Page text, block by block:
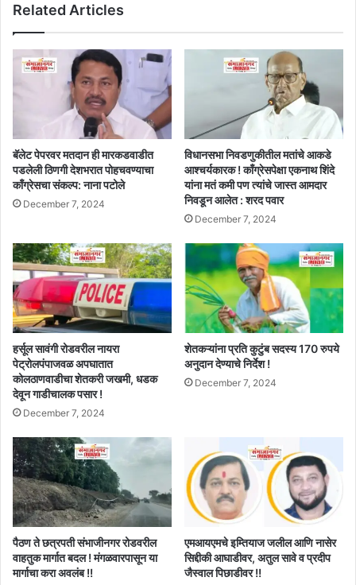
Related Articles
बॅलेट पेपरवर मतदान ही मारकडवाडीत
पडलेली ठिणगी देशभरात पोहचवण्याचा
काँग्रेसचा संकल्प: नाना पटोले
December 7, 2024
विधानसभा निवडणुकीतील मतांचे आकडे
आश्चर्यकारक ! काँग्रेसपेक्षा एकनाथ शिंदे
यांना मतं कमी पण त्यांचे जास्त आमदार
निवडून आलेत : शरद पवार
December 7, 2024
हर्सूल सावंगी रोडवरील नायरा
पेट्रोलपंपाजवळ अपघातात
कोलठाणवाडीचा शेतकरी जखमी, धडक
देवून गाडीचालक पसार !
December 7, 2024
शेतकऱ्यांना प्रति कुटुंब सदस्य 170 रुपये
अनुदान देण्याचे निर्देश !
December 7, 2024
पैठण ते छत्रपती संभाजीनगर रोडवरील
वाहतुक मार्गात बदल ! मंगळवारपासून या
मार्गाचा करा अवलंब !!
एमआयएमचे इम्तियाज जलील आणि नासेर
सिद्दीकी आघाडीवर, अतुल सावे व प्रदीप
जैस्वाल पिछाडीवर !!